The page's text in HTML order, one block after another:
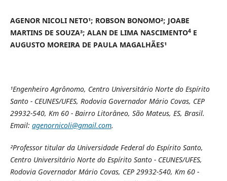
AGENOR NICOLI NETO¹; ROBSON BONOMO²; JOABE
MARTINS DE SOUZA³; ALAN DE LIMA NASCIMENTO4E
AUGUSTO MOREIRA DE PAULA MAGALHÃES¹
¹Engenheiro Agrônomo, Centro Universitário Norte do Espírito
Santo - CEUNES/UFES, Rodovia Governador Mário Covas, CEP
29932-540, Km 60 - Bairro Litorâneo, São Mateus, ES, Brasil.
Email: agenornicoli@gmail.com.
²Professor titular da Universidade Federal do Espírito Santo,
Centro Universitário Norte do Espírito Santo - CEUNES/UFES,
Rodovia Governador Mário Covas, CEP 29932-540, Km 60 -